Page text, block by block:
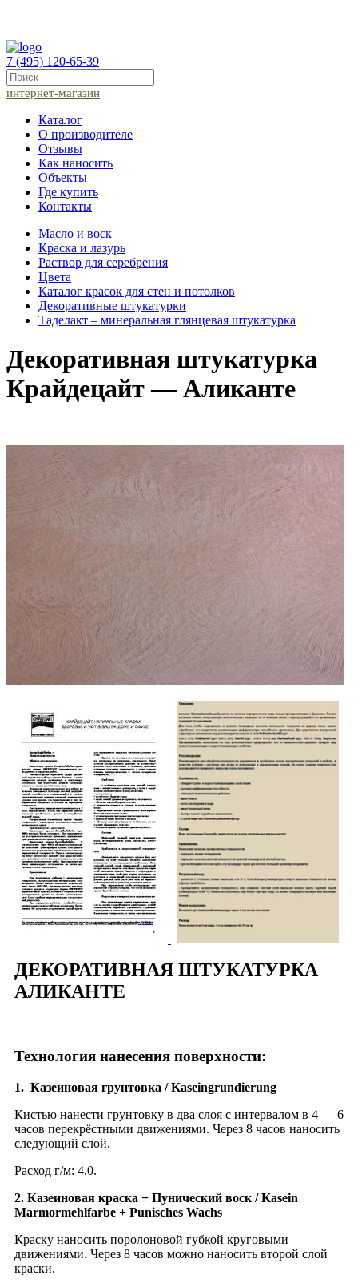
7 (495) 120-65-39
интернет-магазин
Каталог
О производителе
Отзывы
Как наносить
Объекты
Где купить
Контакты
Масло и воск
Краска и лазурь
Раствор для серебрения
Цвета
Каталог красок для стен и потолков
Декоративные штукатурки
Таделакт – минеральная глянцевая штукатурка
Декоративная штукатурка
Крайдецайт — Аликанте
ДЕКОРАТИВНАЯ ШТУКАТУРКА
АЛИКАНТЕ
Технология нанесения поверхности:
1. Казеиновая грунтовка / Kaseingrundierung
Кистью нанести грунтовку в два слоя с интервалом в 4 — 6
часов перекрёстными движениями. Через 8 часов наносить
следующий слой.
Расход г/м: 4,0.
2. Казеиновая краска + Пунический воск / Kasein
Marmormehlfarbe + Punisches Wachs
Краску наносить поролоновой губкой круговыми
движениями. Через 8 часов можно наносить второй слой
краски.